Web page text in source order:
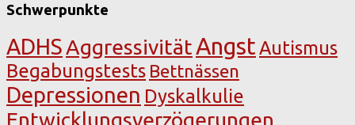
Schwerpunkte
ADHSAggressivitätAngstAutismus
Begabungstests Bettnässen
Depressionen Dyskalkulie
Entwicklungsverzögerungen